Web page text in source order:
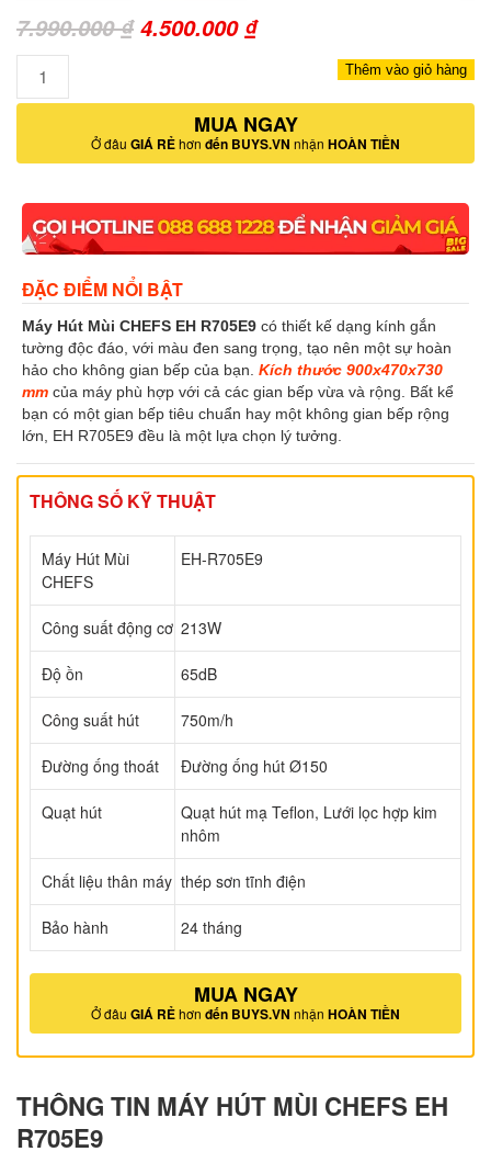
7.990.000₫ Giá
7.990.000 ₫.
4.500.000 ₫Giá
là:
4.500.000 ₫.
lượng
Thêm vào giỏ hàng
MUA NGAY
Ở đâu GIÁ RẺhơn đến BUYS.VN nhận HOÀN TIỀN
ĐẶC ĐIỂM NỔI BẬT
Máy Hút Mùi CHEFS EH R705E9 có thiết kế dạng kính gắn
tường độc đáo, với màu đen sang trọng, tạo nên một sự hoàn
hảo cho không gian bếp của bạn. Kích thước 900x470x730
mm của máy phù hợp với cả các gian bếp vừa và rộng. Bất kể
bạn có một gian bếp tiêu chuẩn hay một không gian bếp rộng
lớn, EH R705E9 đều là một lựa chọn lý tưởng.
THÔNG SỐ KỸ THUẬT
Máy Hút Mùi
CHEFS
EH-R705E9
Công suất động cơ 213W
Độ ồn 65dB
Công suất hút 750m/h
Đường ống thoát Đường ống hút Ø150
Quạt hút
Quạt hút mạ Teflon, Lưới lọc hợp kim
nhôm
Chất liệu thân máy thép sơn tĩnh điện
Bảo hành 24 tháng
MUA NGAY
Ở đâu GIÁ RẺhơn đến BUYS.VN nhận HOÀN TIỀN
THÔNG TIN MÁY HÚT MÙI CHEFS EH
R705E9